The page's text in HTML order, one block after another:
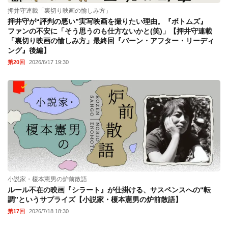
押井守連載「裏切り映画の愉しみ方」
押井守が“評判の悪い”実写映画を撮りたい理由。『ボトムズ』
ファンの不安に「そう思うのも仕方ないかと(笑)」【押井守連載
「裏切り映画の愉しみ方」最終回『バーン・アフター・リーディ
ング』後編】
第20回 2026/6/17 19:30
小説家・榎本憲男の炉前散語
ルール不在の映画『シラート』が仕掛ける、サスペンスへの“転
調”というサプライズ【小説家・榎本憲男の炉前散語】
第17回 2026/7/18 18:30